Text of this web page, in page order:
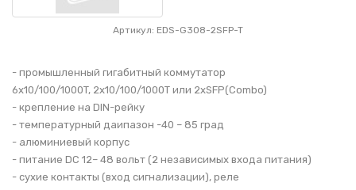
Артикул: EDS-G308-2SFP-T
- промышленный гигабитный коммутатор
6x10/100/1000T, 2x10/100/1000T или 2xSFP(Combo)
- крепление на DIN-рейку
- температурный даипазон -40 – 85 град
- алюминиевый корпус
- питание DC 12– 48 вольт (2 независимых входа питания)
- сухие контакты (вход сигнализации), реле